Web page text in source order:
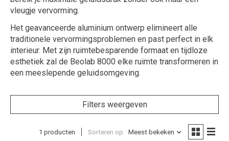
vleugje vervorming.
Het geavanceerde aluminium ontwerp elimineert alle
traditionele vervormingsproblemen en past perfect in elk
interieur. Met zijn ruimtebesparende formaat en tijdloze
esthetiek zal de Beolab 8000 elke ruimte transformeren in
een meeslepende geluidsomgeving.
Filters weergeven
1 producten Sorteren op Meest bekeken